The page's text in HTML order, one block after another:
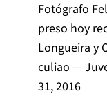
Fotógrafo
preso hoy
Longueira y
culiao —
31, 2016